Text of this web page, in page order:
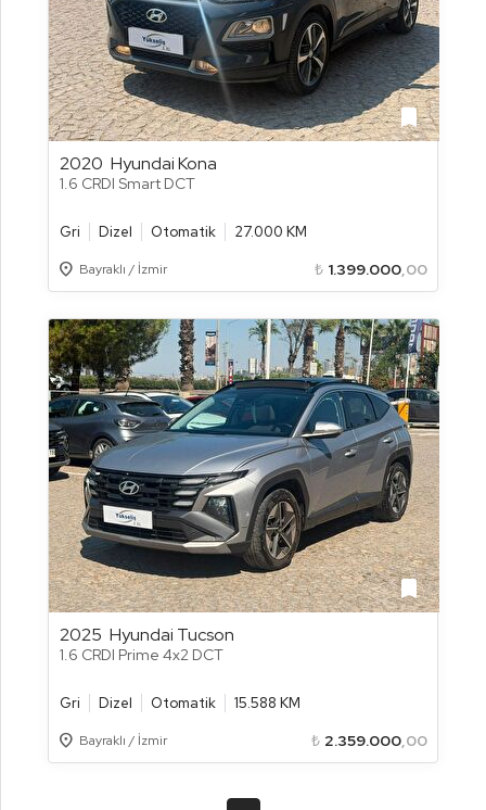
bookmark
2020 Hyundai Kona
1.6 CRDI Smart DCT
Gri Dizel Otomatik 27.000 KM
Location_on Bayraklı / İzmir ₺ 1.399.000,00
bookmark
2025 Hyundai Tucson
1.6 CRDI Prime 4x2 DCT
Gri Dizel Otomatik 15.588 KM
Location_on Bayraklı / İzmir ₺ 2.359.000,00